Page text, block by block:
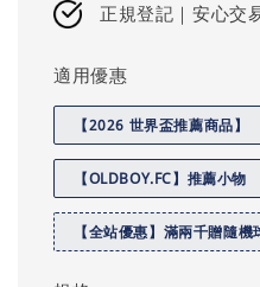
正規登記｜安心交
適用優惠
【2026 世界盃推薦商品】
【OLDBOY.FC】推薦小物
【全站優惠】滿兩千贈隨機